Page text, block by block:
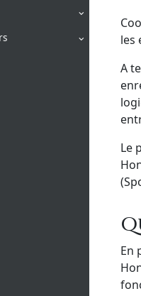
les
A
Le
En